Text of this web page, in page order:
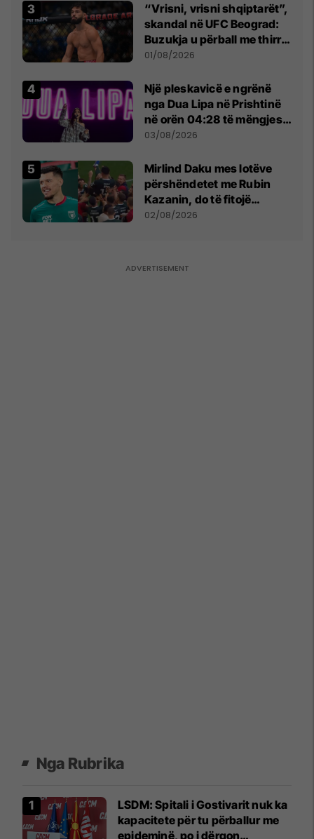
“Vrisni, vrisni shqiptarët”,
skandal në UFC Beograd:
Buzukja u përball me thirrje
anti-shqiptare nga
01/08/2026
Një pleskavicë e ngrënë
nga Dua Lipa në Prishtinë
në orën 04:28 të mëngjesit
- dhe bota digjitale serbe
03/08/2026
Mirlind Daku mes lotëve
përshëndetet me Rubin
Kazanin, do të fitojë
miliona te Spartak Moska
02/08/2026
Nga Rubrika
LSDM: Spitali i Gostivarit nuk ka
kapacitete për tu përballur me
epideminë, po i dërgon